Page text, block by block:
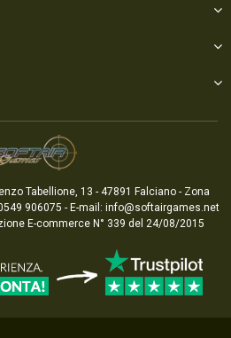
Tabellione, 13 - 47891 Falciano - Zona
906075 - E-mail: info@softairgames.net
E-commerce N° 339 del 24/08/2015